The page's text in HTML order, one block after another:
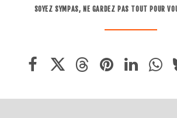
SOYEZ SYMPAS, NE GARDEZ PAS TOUT POUR